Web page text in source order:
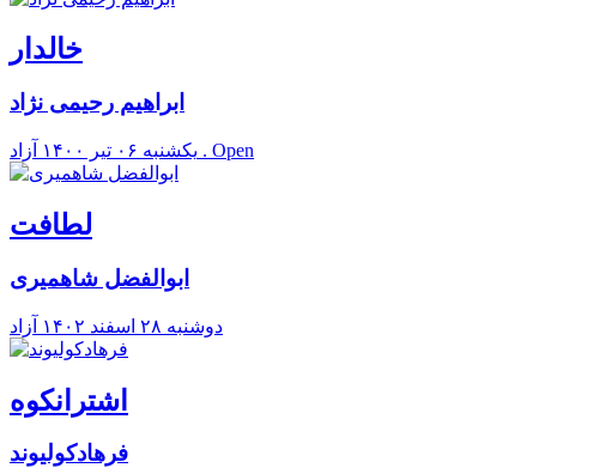
خالدار
ابراهیم رحیمی نژاد
يکشنبه ۰۶ تير ۱۴۰۰ آزاد . Open
لطافت
ابوالفضل شاهمیری
دوشنبه ۲۸ اسفند ۱۴۰۲ آزاد
اشترانکوه
فرهادکولیوند